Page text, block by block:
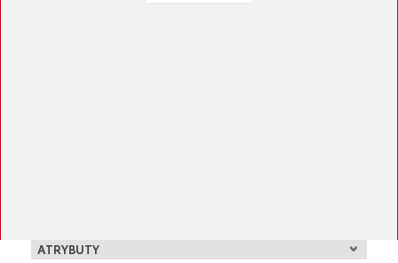
Yaris
ATRYBUTY